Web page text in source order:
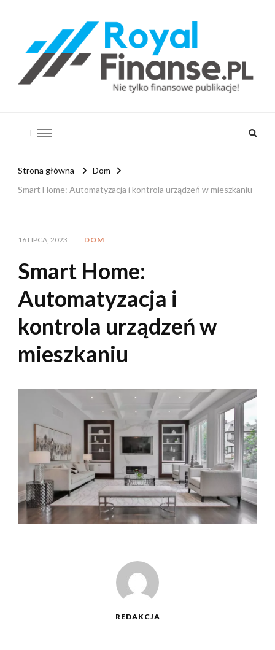
Strona główna
Dom
Smart Home: Automatyzacja i kontrola urządzeń w mieszkaniu
16 LIPCA, 2023 DOM
Smart Home:
Automatyzacja i
kontrola urządzeń w
mieszkaniu
REDAKCJA